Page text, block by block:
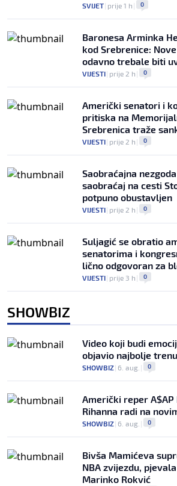
SVIJET| prije 1 h | 0
Baronesa Arminka
kod Srebrenice:
odavno trebale biti
VIJESTI| prije 2 h | 0
Američki senatori i
pritiska na
Srebrenica traže
VIJESTI| prije 2 h | 0
Saobraćajna
saobraćaj na cesti
potpuno obustavljen
VIJESTI| prije 2 h | 0
Suljagić se obratio
senatorima i
lično odgovoran za
VIJESTI| prije 3 h | 0
SHOWBIZ
Video koji budi
objavio najbolje
SHOWBIZ| 6. aug. | 0
Američki reper
Rihanna radi na
SHOWBIZ| 6. aug. | 0
Bivša Mamićeva
NBA zvijezdu,
Marinko Rokvić